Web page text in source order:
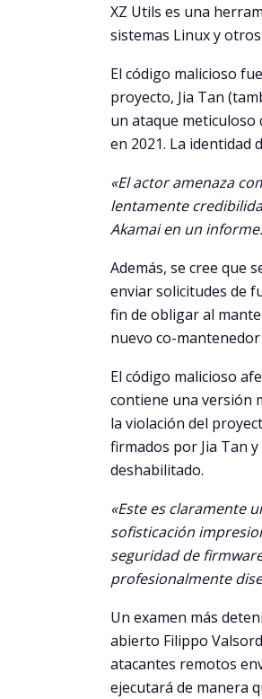
XZ Utils es una
sistemas Linux y
El código malicioso
proyecto, Jia Tan
un ataque meticuloso
en 2021. La identidad
«El actor amenaza
lentamente
Akamai en un informe.
Además, se cree que
enviar solicitudes de
fin de obligar al
nuevo co-
El código malicioso
contiene una versión
la violación del
firmados por Jia Tan
deshabilitado.
«Este es claramente
sofisticación
seguridad de
profesionalmente
Un examen más
abierto Filippo
atacantes remotos
ejecutará de manera